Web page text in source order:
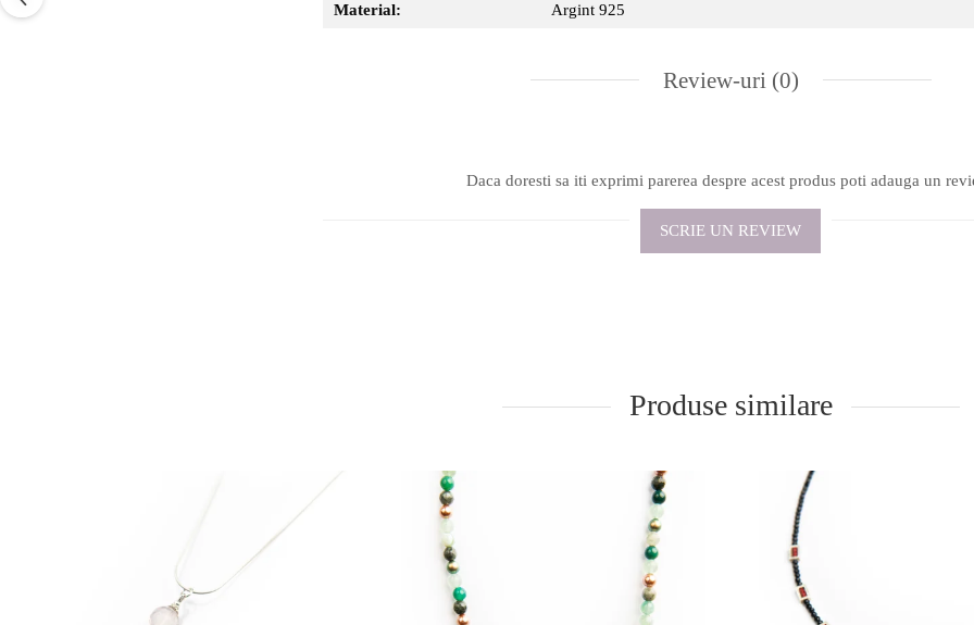
Material: Argint 925
Review-uri (0)
Daca doresti sa iti exprimi parerea despre acest produs poti adauga un
SCRIE UN REVIEW
Produse similare